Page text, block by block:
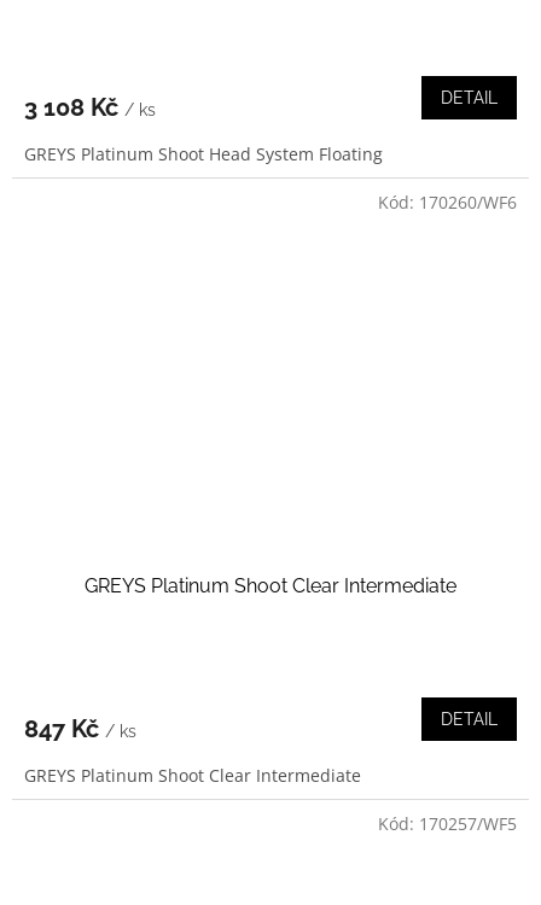
3 108 Kč / ks
DETAIL
GREYS Platinum Shoot Head System Floating
GREYS Platinum Shoot Clear Intermediate
847 Kč / ks
DETAIL
GREYS Platinum Shoot Clear Intermediate
Kód: 170260/WF6
Kód: 170257/WF5